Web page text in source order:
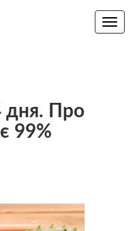
Toggle
дня. Про
99%